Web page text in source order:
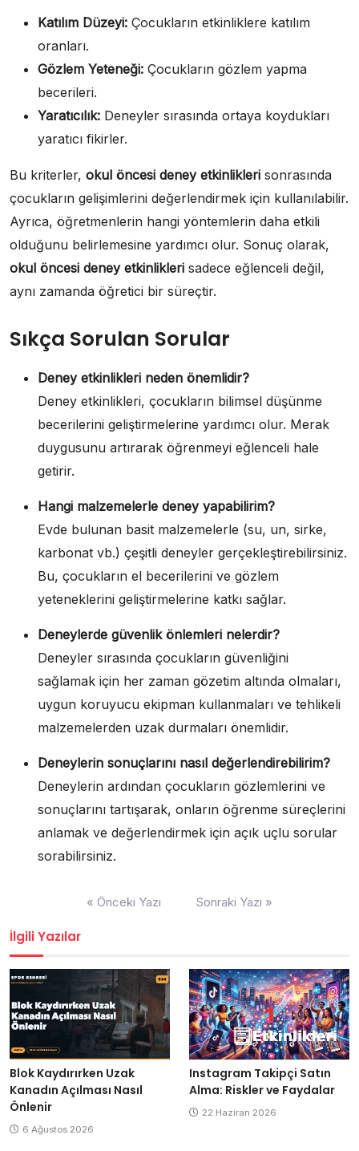
Katılım Düzeyi: Çocukların etkinliklere katılım
oranları.
Gözlem Yeteneği: Çocukların gözlem yapma
becerileri.
Yaratıcılık: Deneyler sırasında ortaya koydukları
yaratıcı fikirler.
Bu kriterler, okul öncesi deney etkinlikleri sonrasında
çocukların gelişimlerini değerlendirmek için kullanılabilir.
Ayrıca, öğretmenlerin hangi yöntemlerin daha etkili
olduğunu belirlemesine yardımcı olur. Sonuç olarak,
okul öncesi deney etkinlikleri sadece eğlenceli değil,
aynı zamanda öğretici bir süreçtir.
Sıkça Sorulan Sorular
Deney etkinlikleri neden önemlidir?
Deney etkinlikleri, çocukların bilimsel düşünme
becerilerini geliştirmelerine yardımcı olur. Merak
duygusunu artırarak öğrenmeyi eğlenceli hale
getirir.
Hangi malzemelerle deney yapabilirim?
Evde bulunan basit malzemelerle (su, un, sirke,
karbonat vb.) çeşitli deneyler gerçekleştirebilirsiniz.
Bu, çocukların el becerilerini ve gözlem
yeteneklerini geliştirmelerine katkı sağlar.
Deneylerde güvenlik önlemleri nelerdir?
Deneyler sırasında çocukların güvenliğini
sağlamak için her zaman gözetim altında olmaları,
uygun koruyucu ekipman kullanmaları ve tehlikeli
malzemelerden uzak durmaları önemlidir.
Deneylerin sonuçlarını nasıl değerlendirebilirim?
Deneylerin ardından çocukların gözlemlerini ve
sonuçlarını tartışarak, onların öğrenme süreçlerini
anlamak ve değerlendirmek için açık uçlu sorular
sorabilirsiniz.
« Önceki Yazı Sonraki Yazı »
İlgili Yazılar
Blok Kaydırırken Uzak
Kanadın Açılması Nasıl
Önlenir
6 Ağustos 2026
Instagram Takipçi Satın
Alma: Riskler ve Faydalar
22 Haziran 2026